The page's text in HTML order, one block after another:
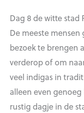
Dag 8 de witte stad
De meeste
bezoek te brengen
verderop of om
veel indigas in
alleen even
rustig dagje in de